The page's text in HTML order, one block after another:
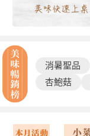
消暑聖品
杏鮑菇